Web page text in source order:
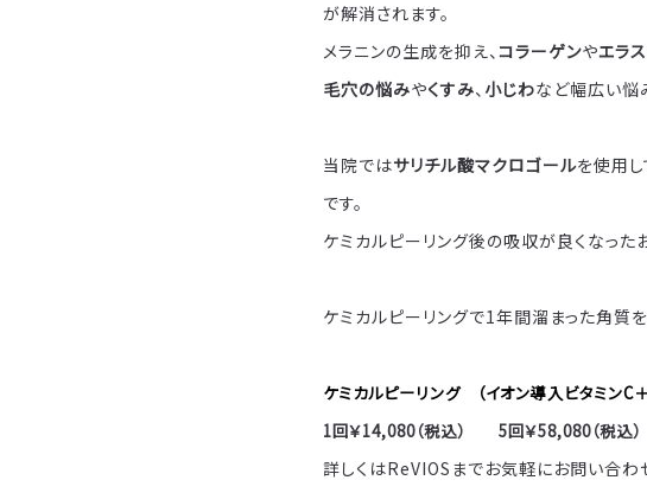
が解消されます。
メラニンの生成を抑え、コラーゲンやエラ
毛穴の悩みやくすみ、 小じわなど幅広い悩
当院ではサリチル酸マクロゴールを使用
です。
ケミカルピーリング後の吸収が良くなった
ケミカルピーリングで1年間溜まった角質
ケミカルピーリング （イオン導入ビタミンC
1回￥14,080（税込） 5回￥58,080（税込）
詳しくはReVIOSまでお気軽にお問い合わ